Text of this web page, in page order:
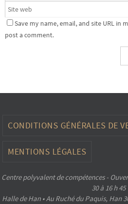
Save my name, email, and site URL in
post a comment.
CONDITIONS GÉNÉRALES DE
MENTIONS LÉGALES
Centre polyvalent de compétences -
30 à 16 h 45
Halle de Han • Au Ruché du Paquis, Han